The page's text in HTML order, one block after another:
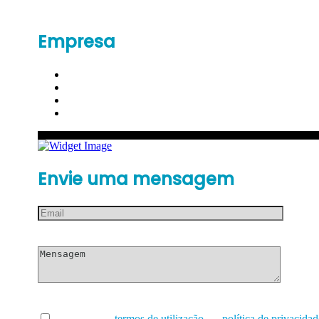
Empresa
Envie uma mensagem